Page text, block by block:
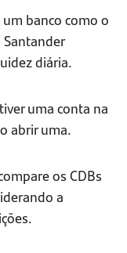
banco como o
diária.
uma conta na
abrir uma.
os CDBs
a